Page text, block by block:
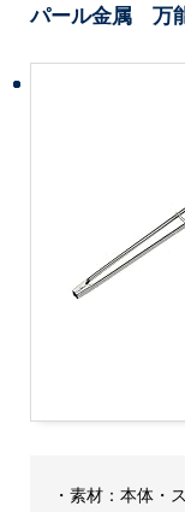
パール金属 万
・素材：本体・